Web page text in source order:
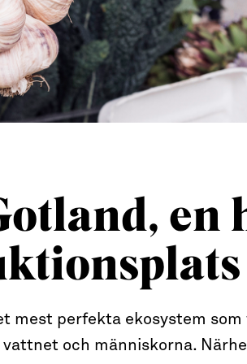
en
mest perfekta ekosystem
och människorna.